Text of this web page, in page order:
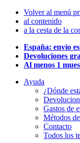
Volver al menú
al contenido
a la cesta de la
España: envío
Devoluciones
Al menos 1
Ayuda
¿Dónde
Gastos de
Métodos
Contacto
Todos los